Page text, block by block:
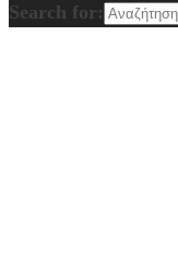
Search for: